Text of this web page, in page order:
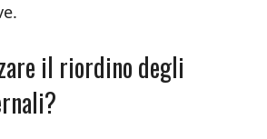
il riordino degli